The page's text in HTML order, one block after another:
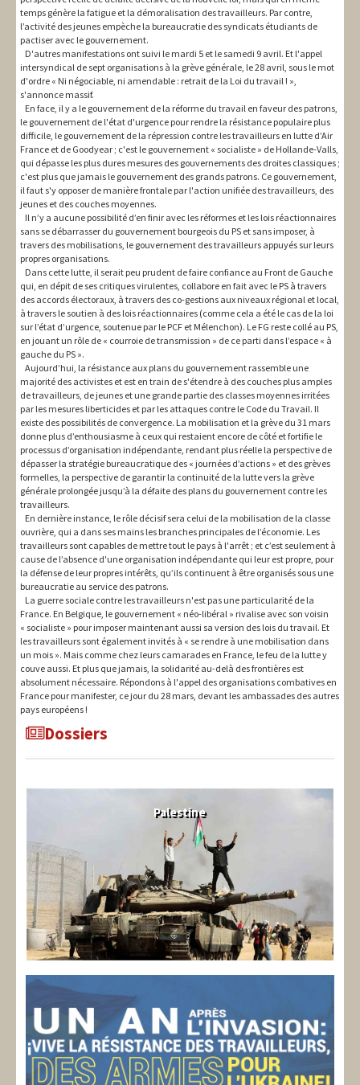
temps génère la fatigue et la démoralisation des travailleurs. Par contre,
l’activité des jeunes empèche la bureaucratie des syndicats étudiants de
pactiser avec le gouvernement.
D'autres manifestations ont suivi le mardi 5 et le samedi 9 avril. Et l'appel
intersyndical de sept organisations à la grève générale, le 28 avril, sous le mot
d'ordre « Ni négociable, ni amendable : retrait de la Loi du travail ! »,
s'annonce massif.
En face, il y a le gouvernement de la réforme du travail en faveur des patrons,
le gouvernement de l'état d'urgence pour rendre la résistance populaire plus
difficile, le gouvernement de la répression contre les travailleurs en lutte d’Air
France et de Goodyear ; c'est le gouvernement « socialiste » de Hollande-Valls,
qui dépasse les plus dures mesures des gouvernements des droites classiques ;
c'est plus que jamais le gouvernement des grands patrons. Ce gouvernement,
il faut s'y opposer de manière frontale par l'action unifiée des travailleurs, des
jeunes et des couches moyennes.
Il n’y a aucune possibilité d’en finir avec les réformes et les lois réactionnaires
sans se débarrasser du gouvernement bourgeois du PS et sans imposer, à
travers des mobilisations, le gouvernement des travailleurs appuyés sur leurs
propres organisations.
Dans cette lutte, il serait peu prudent de faire confiance au Front de Gauche
qui, en dépit de ses critiques virulentes, collabore en fait avec le PS à travers
des accords électoraux, à travers des co-gestions aux niveaux régional et local,
à travers le soutien à des lois réactionnaires (comme cela a été le cas de la loi
sur l’état d’urgence, soutenue par le PCF et Mélenchon). Le FG reste collé au PS,
en jouant un rôle de « courroie de transmission » de ce parti dans l’espace « à
gauche du PS ».
Aujourd’hui, la résistance aux plans du gouvernement rassemble une
majorité des activistes et est en train de s'étendre à des couches plus amples
de travailleurs, de jeunes et une grande partie des classes moyennes irritées
par les mesures liberticides et par les attaques contre le Code du Travail. Il
existe des possibilités de convergence. La mobilisation et la grève du 31 mars
donne plus d’enthousiasme à ceux qui restaient encore de côté et fortifie le
processus d’organisation indépendante, rendant plus réelle la perspective de
dépasser la stratégie bureaucratique des « journées d’actions » et des grèves
formelles, la perspective de garantir la continuité de la lutte vers la grève
générale prolongée jusqu’à la défaite des plans du gouvernement contre les
travailleurs.
En dernière instance, le rôle décisif sera celui de la mobilisation de la classe
ouvrière, qui a dans ses mains les branches principales de l’économie. Les
travailleurs sont capables de mettre tout le pays à l'arrêt ; et c’est seulement à
cause de l’absence d'une organisation indépendante qui leur est propre, pour
la défense de leur propres intérêts, qu’ils continuent à être organisés sous une
bureaucratie au service des patrons.
La guerre sociale contre les travailleurs n'est pas une particularité de la
France. En Belgique, le gouvernement « néo-libéral » rivalise avec son voisin
« socialiste » pour imposer maintenant aussi sa version des lois du travail. Et
les travailleurs sont également invités à « se rendre à une mobilisation dans
un mois ». Mais comme chez leurs camarades en France, le feu de la lutte y
couve aussi. Et plus que jamais, la solidarité au-delà des frontières est
absolument nécessaire. Répondons à l'appel des organisations combatives en
France pour manifester, ce jour du 28 mars, devant les ambassades des autres
pays européens !
Dossiers
Palestine